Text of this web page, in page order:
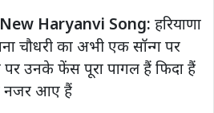
Haryanvi Song: हरियाणा
चौधरी का अभी एक सॉन्ग पर
उनके फेंस पूरा पागल हैं फिदा हैं
नजर आए हैं